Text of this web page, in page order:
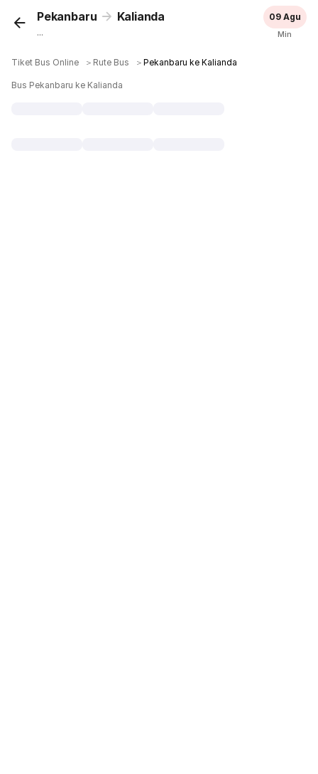
Pekanbaru Kalianda
...
09 Agu
Min
Tiket Bus Online ＞ Rute Bus ＞Pekanbaru ke Kalianda
Bus Pekanbaru ke Kalianda